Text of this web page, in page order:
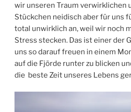
wir unseren Traum verwirklichen
Stückchen neidisch aber für uns
total unwirklich an, weil wir noch
Stress stecken. Das ist einer der
uns so darauf freuen in einem
auf die Fjörde runter zu blicken
die beste Zeit unseres Lebens